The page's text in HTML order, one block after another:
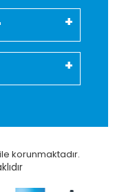
korunmaktadır.